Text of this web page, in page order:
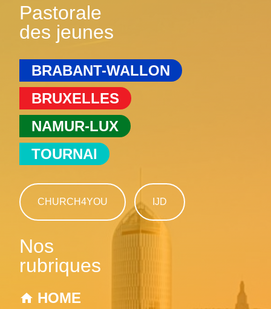
Pastorale
des jeunes
BRABANT-WALLON
BRUXELLES
NAMUR-LUX
TOURNAI
CHURCH4YOU IJD
Nos
rubriques
HOME